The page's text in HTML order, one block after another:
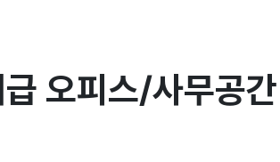
오피스/사무공